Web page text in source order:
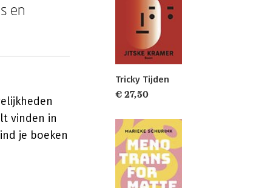
en
vinden in
je boeken
Tricky Tijden
€ 27,50